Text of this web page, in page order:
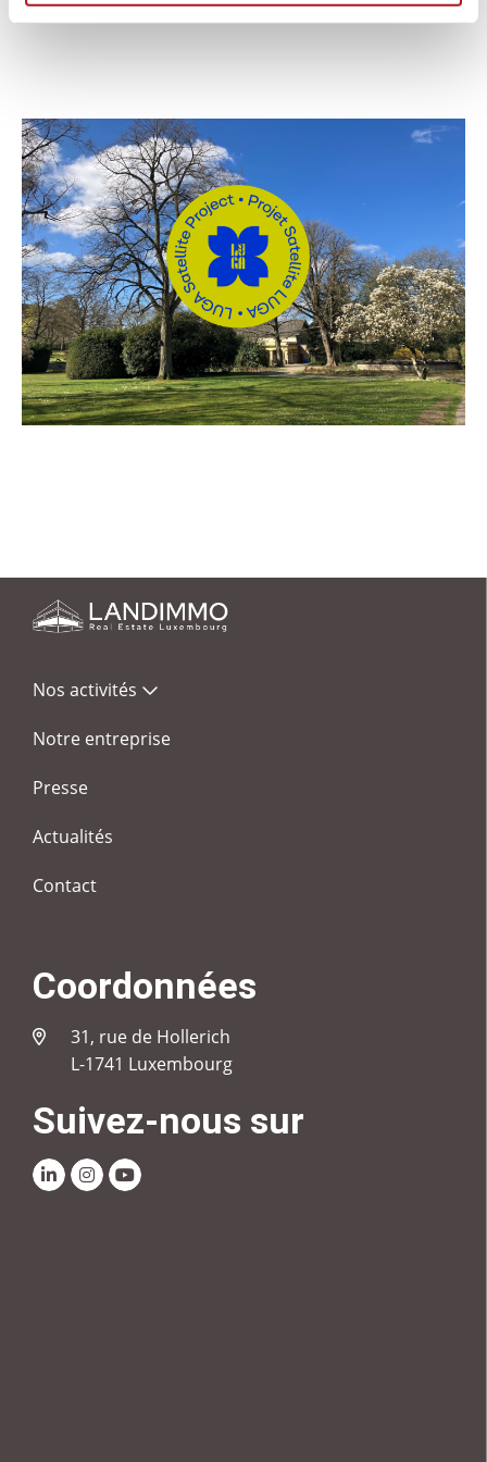
Nos activités
Notre entreprise
Presse
Actualités
Contact
Coordonnées
31, rue de Hollerich
L-1741 Luxembourg
Suivez-nous sur
LinkedinInstagram
Youtube